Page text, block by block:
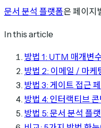
문서 분석 플랫폼은 페이지
In this article
방법 1: UTM 매개변
방법 2: 이메일 / 마케
방법 3: 게이트 접근
방법 4: 인터랙티브
방법 5: 문서 분석 플